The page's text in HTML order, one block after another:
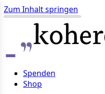
Zum Inhalt springen
Spenden
Shop